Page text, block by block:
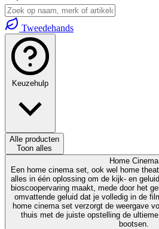
Tweedehands
Keuzehulp
Alle producten
Toon alles
Home Cinema
Een home cinema set, ook wel home
alles in één oplossing om de kijk- en
bioscoopervaring maakt, mede door het
omvattende geluid dat je volledig in de
home cinema set verzorgt de weergave
thuis met de juiste opstelling de
bootsen.